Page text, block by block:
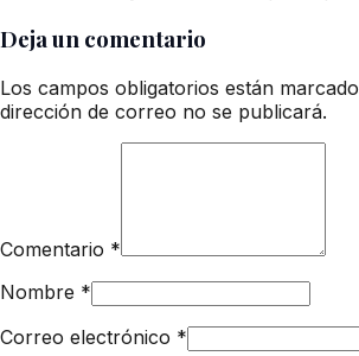
Deja un comentario
Los campos obligatorios están
dirección de correo no se publicará.
Comentario *
Nombre *
Correo electrónico *